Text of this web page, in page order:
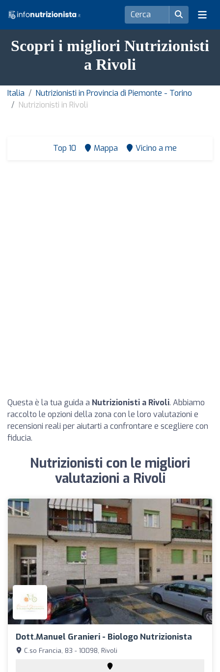
Scopri i migliori Nutrizionisti
a Rivoli
Italia
Nutrizionisti in Provincia di Piemonte - Torino
Nutrizionisti in Rivoli
Top 10 Mappa Vicino a me
Questa è la tua guida a Nutrizionisti a Rivoli. Abbiamo
raccolto le opzioni della zona con le loro valutazioni e
recensioni reali per aiutarti a confrontare e scegliere con
fiducia.
Nutrizionisti con le migliori
valutazioni a Rivoli
Dott.Manuel Granieri - Biologo Nutrizionista
C.so Francia, 83 - 10098, Rivoli